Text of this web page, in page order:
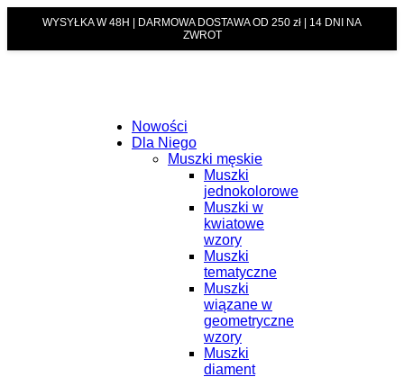
WYSYŁKA W 48H | DARMOWA DOSTAWA OD 250 zł | 14 DNI NA
ZWROT
Nowości
Dla Niego
Muszki męskie
Muszki
jednokolorowe
Muszki w
kwiatowe
wzory
Muszki
tematyczne
Muszki
wiązane w
geometryczne
wzory
Muszki
diament